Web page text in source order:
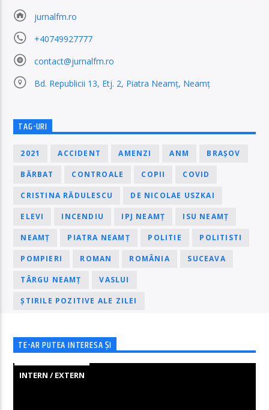
jurnalfm.ro
+40749927777
contact@jurnalfm.ro
Bd. Republicii 13, Etj. 2, Piatra Neamț, Neamț
TAG-URI
2021 ACCIDENT AMENZI ANM BRAȘOV
BĂRBAT CONTROALE COPII COVID
CRISTINA RĂDULESCU DE NICOLAE USZKAI
ELEVI INCENDIU IPJ NEAMȚ ISU NEAMȚ
NEAMȚ PIATRA NEAMȚ POLITIE POLITISTI
POMPIERI ROMAN ROMÂNIA SUCEAVA
TÂRGU NEAMȚ VASLUI
ȘTIRILE POZITIVE ALE ZILEI
TE-AR PUTEA INTERESA ȘI
INTERN / EXTERN